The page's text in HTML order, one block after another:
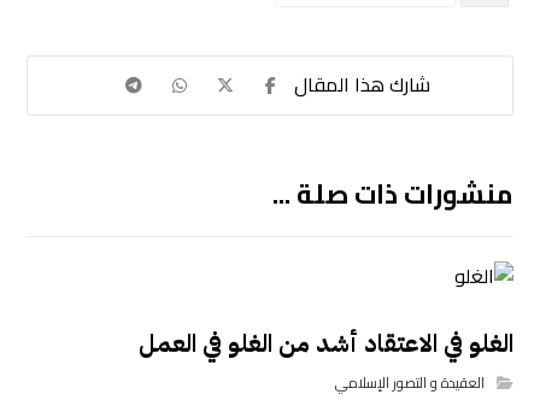
منشورات ذات صلة ...
الغلو في الاعتقاد أشد من الغلو في العمل
العقيدة و التصور الإسلامي